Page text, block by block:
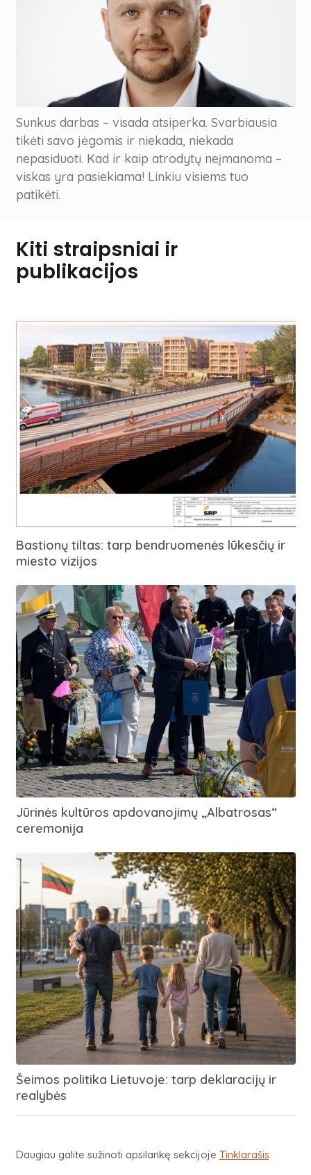
Sunkus darbas – visada atsiperka. Svarbiausia
tikėti savo jėgomis ir niekada, niekada
nepasiduoti. Kad ir kaip atrodytų neįmanoma –
viskas yra pasiekiama! Linkiu visiems tuo
patikėti.
Kiti straipsniai ir
publikacijos
Bastionų tiltas: tarp bendruomenės lūkesčių ir
miesto vizijos
Jūrinės kultūros apdovanojimų „Albatrosas“
ceremonija
Šeimos politika Lietuvoje: tarp deklaracijų ir
realybės
Daugiau galite sužinoti apsilankę sekcijoje Tinklarašis.